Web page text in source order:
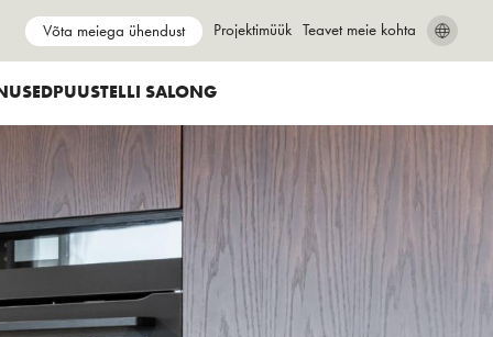
SEARCH CLOSE
Võta meiega ühendust Show submenu for
Projektimüük Show submenu for
Teavet meie kohta
PUUSTELLI SALONG